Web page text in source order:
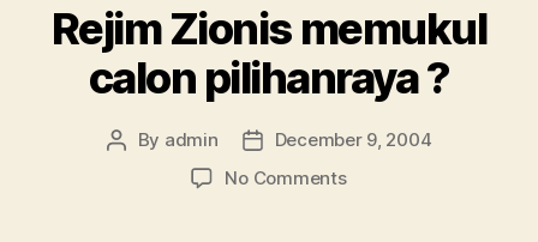
Gaza
Membabitkan
Israel”
Rejim Zionis memukul
calon pilihanraya ?
Post
By admin
Post
date
December 9, 2004
No Commentson